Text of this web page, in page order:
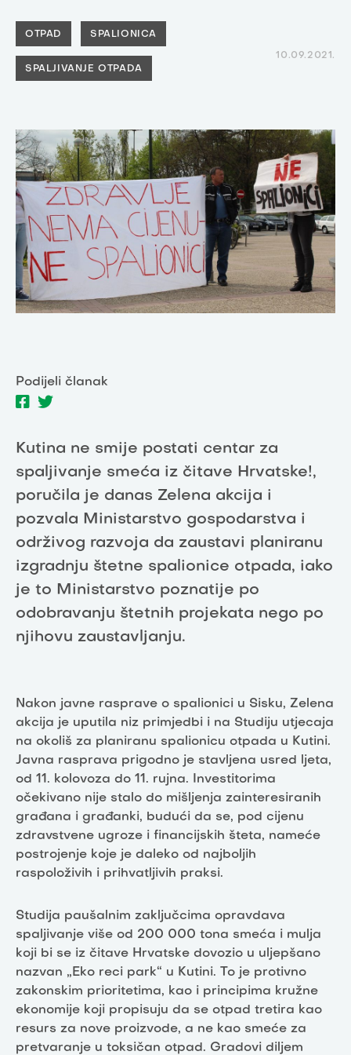
OTPAD SPALIONICA
SPALJIVANJE OTPADA
10.09.2021.
Podijeli članak
Kutina ne smije postati centar za
spaljivanje smeća iz čitave Hrvatske!,
poručila je danas Zelena akcija i
pozvala Ministarstvo gospodarstva i
održivog razvoja da zaustavi planiranu
izgradnju štetne spalionice otpada, iako
je to Ministarstvo poznatije po
odobravanju štetnih projekata nego po
njihovu zaustavljanju.
Nakon javne rasprave o spalionici u Sisku, Zelena
akcija je uputila niz primjedbi i na Studiju utjecaja
na okoliš za planiranu spalionicu otpada u Kutini.
Javna rasprava prigodno je stavljena usred ljeta,
od 11. kolovoza do 11. rujna. Investitorima
očekivano nije stalo do mišljenja zainteresiranih
građana i građanki, budući da se, pod cijenu
zdravstvene ugroze i financijskih šteta, nameće
postrojenje koje je daleko od najboljih
raspoloživih i prihvatljivih praksi.
Studija paušalnim zaključcima opravdava
spaljivanje više od 200 000 tona smeća i mulja
koji bi se iz čitave Hrvatske dovozio u uljepšano
nazvan „Eko reci park“ u Kutini. To je protivno
zakonskim prioritetima, kao i principima kružne
ekonomije koji propisuju da se otpad tretira kao
resurs za nove proizvode, a ne kao smeće za
pretvaranje u toksičan otpad. Gradovi diljem